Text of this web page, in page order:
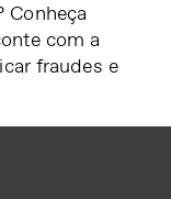
Conheça
com a
fraudes e